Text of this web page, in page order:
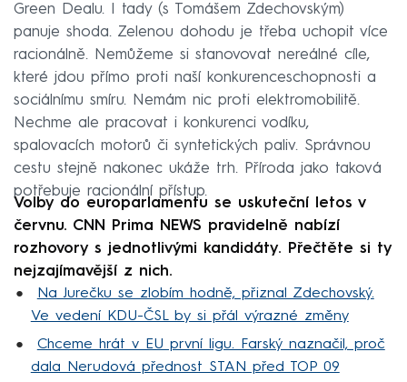
Green Dealu. I tady (s Tomášem Zdechovským)
panuje shoda. Zelenou dohodu je třeba uchopit více
racionálně. Nemůžeme si stanovovat nereálné cíle,
které jdou přímo proti naší konkurenceschopnosti a
sociálnímu smíru. Nemám nic proti elektromobilitě.
Nechme ale pracovat i konkurenci vodíku,
spalovacích motorů či syntetických paliv. Správnou
cestu stejně nakonec ukáže trh. Příroda jako taková
potřebuje racionální přístup.
Volby do europarlamentu se uskuteční letos v
červnu. CNN Prima NEWS pravidelně nabízí
rozhovory s jednotlivými kandidáty. Přečtěte si ty
nejzajímavější z nich.
Na Jurečku se zlobím hodně, přiznal Zdechovský.
Ve vedení KDU-ČSL by si přál výrazné změny
Chceme hrát v EU první ligu. Farský naznačil, proč
dala Nerudová přednost STAN před TOP 09